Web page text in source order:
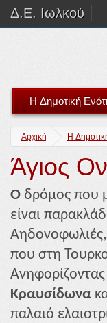
Δ.Ε. Ιωλκού
H Δημοτική
Αρχική H
Άγιος
Ο δρόμος που
είναι
Αηδονοφωλιές,
που στη
Κραυσίδωνα
παλαιό